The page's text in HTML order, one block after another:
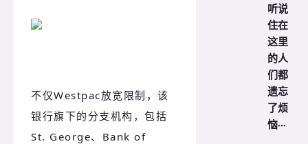
不仅Westpac放宽限制，该
银行旗下的分支机构，包括
St. George、Bank of
听说
住在
这里
的人
们都
遗忘
了烦
恼···